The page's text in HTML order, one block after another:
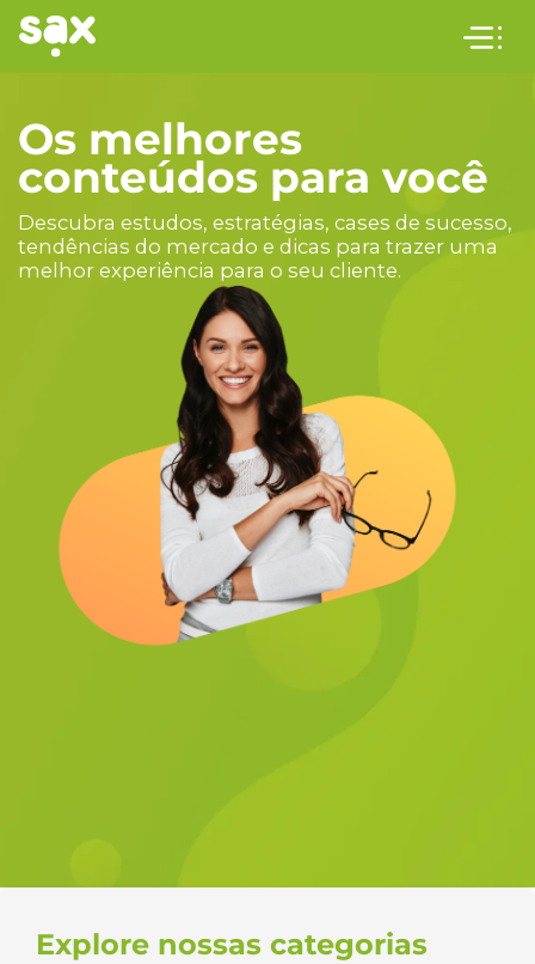
Os melhores
conteúdos para você
Descubra estudos, estratégias, cases de sucesso,
tendências do mercado e dicas para trazer uma
melhor experiência para o seu cliente.
Explore nossas categorias